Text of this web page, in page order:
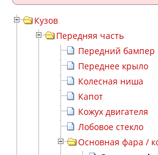
Кузов
Передняя часть
Передний бампер
Переднее крыло
Колесная ниша
Капот
Кожух двигателя
Лобовое стекло
Основная фара /